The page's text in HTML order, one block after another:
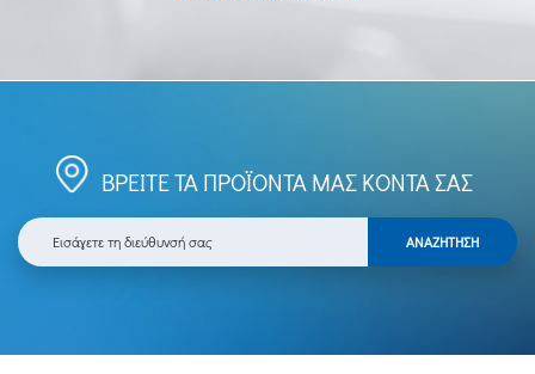
ΒΡΕΙΤΕ ΤΑ ΠΡΟΪΟΝΤΑ ΜΑΣ ΚΟΝΤΑ ΣΑΣ